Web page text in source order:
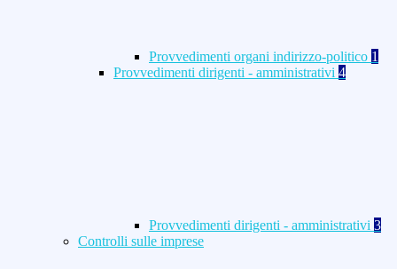
Provvedimenti organi indirizzo-politico 1
Provvedimenti dirigenti - amministrativi 4
Provvedimenti dirigenti - amministrativi 3
Controlli sulle imprese